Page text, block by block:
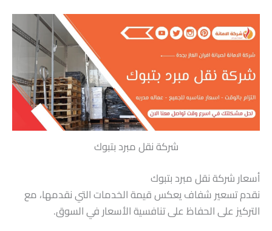
شركة نقل مبرد بتبوك
أسعار شركة نقل مبرد بتبوك
نقدم تسعير شفاف يعكس قيمة الخدمات التي نقدمها، مع
التركيز على الحفاظ على تنافسية الأسعار في السوق.